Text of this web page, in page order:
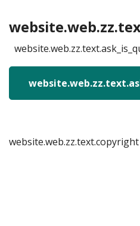
website.web.zz.text.copyright